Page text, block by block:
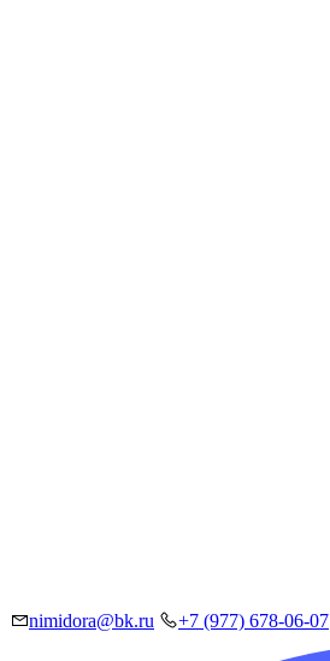
nimidora@bk.ru +7 (977) 678-06-07